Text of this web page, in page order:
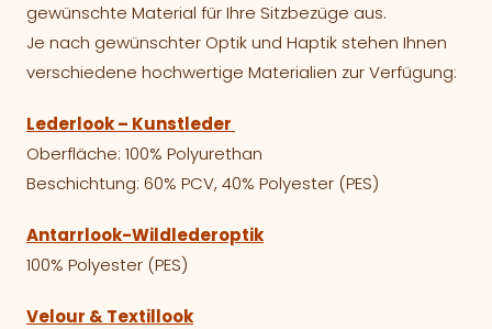
gewünschte Material für Ihre Sitzbezüge aus.
Je nach gewünschter Optik und Haptik stehen Ihnen
verschiedene hochwertige Materialien zur Verfügung:
Lederlook – Kunstleder
Oberfläche: 100% Polyurethan
Beschichtung: 60% PCV, 40% Polyester (PES)
Antarrlook-Wildlederoptik
100% Polyester (PES)
Velour & Textillook